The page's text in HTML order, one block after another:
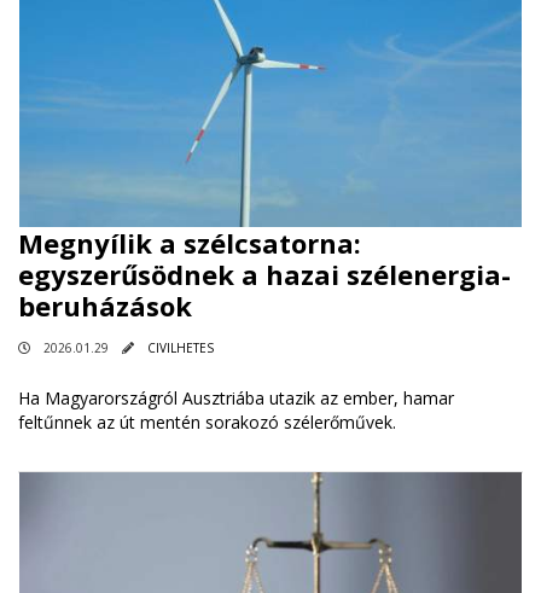
Megnyílik a szélcsatorna:
egyszerűsödnek a hazai szélenergia-
beruházások
2026.01.29 CIVILHETES
Ha Magyarországról Ausztriába utazik az ember, hamar
feltűnnek az út mentén sorakozó szélerőművek.